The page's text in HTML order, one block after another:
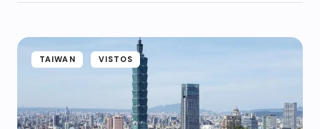
TAIWAN VISTOS